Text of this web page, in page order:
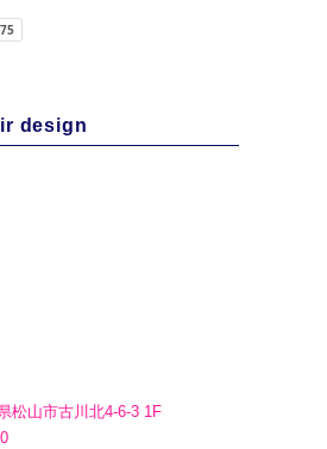
design
松山市古川北4-6-3 1F